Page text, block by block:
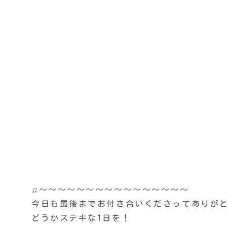
♫〜〜〜〜〜〜〜〜〜〜〜〜〜〜〜〜
今日も最後までお付き合いくださってありが
どうかステキな1日を！